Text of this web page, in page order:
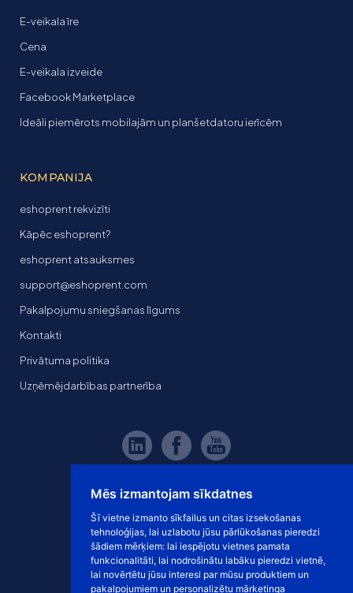
Mēs izmantojam sīkdatnes
Šī vietne izmanto sīkfailus un citas izsekošanas
tehnoloģijas, lai uzlabotu jūsu pārlūkošanas pieredzi
šādiem mērķiem: lai iespējotu vietnes pamata
funkcionalitāti, lai nodrošinātu labāku pieredzi vietnē,
lai novērtētu jūsu interesi par mūsu produktiem un
pakalpojumiem un personalizētu mārketinga
E-veikala īre
Cena
E-veikala izveide
Facebook Marketplace
Ideāli piemērots mobilajām un planšetdatoru ierīcēm
KOMPANIJA
eshoprent rekvizīti
Kāpēc eshoprent?
eshoprent atsauksmes
support@eshoprent.com
Pakalpojumu sniegšanas līgums
Kontakti
Privātuma politika
Uzņēmējdarbības partnerība